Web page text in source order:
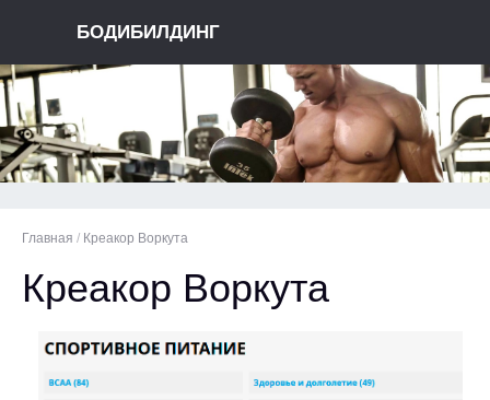
БОДИБИЛДИНГ
Главная / Креакор Воркута
Креакор Воркута